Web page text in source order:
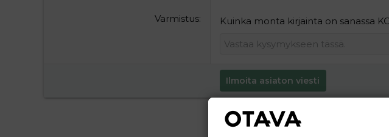
Varmistus Kuinka monta kirjainta on sanassa
Ilmoita asiaton viesti